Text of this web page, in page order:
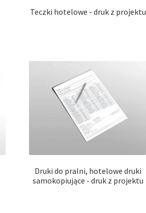
Teczki hotelowe - druk z projektu
Druki do pralni, hotelowe druki
samokopiujące - druk z projektu